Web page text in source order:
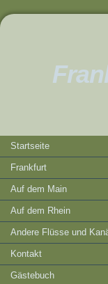
Startseite
Frankfurt
Auf dem Main
Auf dem Rhein
Andere Flüsse und
Kontakt
Gästebuch